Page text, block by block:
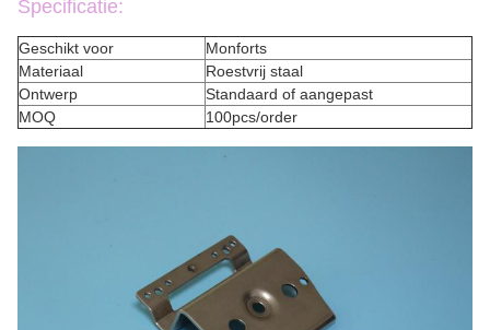
Specificatie:
Geschikt voor
Monforts
Materiaal
Roestvrij staal
Ontwerp
Standaard of aangepast
MOQ
100pcs/order